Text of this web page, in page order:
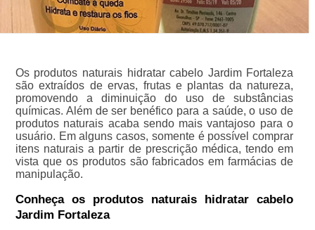
Os produtos naturais hidratar cabelo Jardim Fortaleza
são extraídos de ervas, frutas e plantas da natureza,
promovendo a diminuição do uso de substâncias
químicas. Além de ser benéfico para a saúde, o uso de
produtos naturais acaba sendo mais vantajoso para o
usuário. Em alguns casos, somente é possível comprar
itens naturais a partir de prescrição médica, tendo em
vista que os produtos são fabricados em farmácias de
manipulação.
Conheça os produtos naturais hidratar cabelo
Jardim Fortaleza